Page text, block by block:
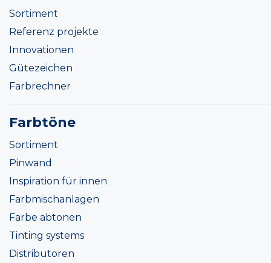
Sortiment
Referenz projekte
Innovationen
Gütezeichen
Farbrechner
Farbtöne
Sortiment
Pinwand
Inspiration für innen
Farbmischanlagen
Farbe abtonen
Tinting systems
Distributoren